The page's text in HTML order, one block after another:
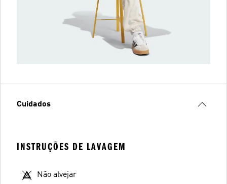
Cuidados
INSTRUÇÕES DE LAVAGEM
Não alvejar